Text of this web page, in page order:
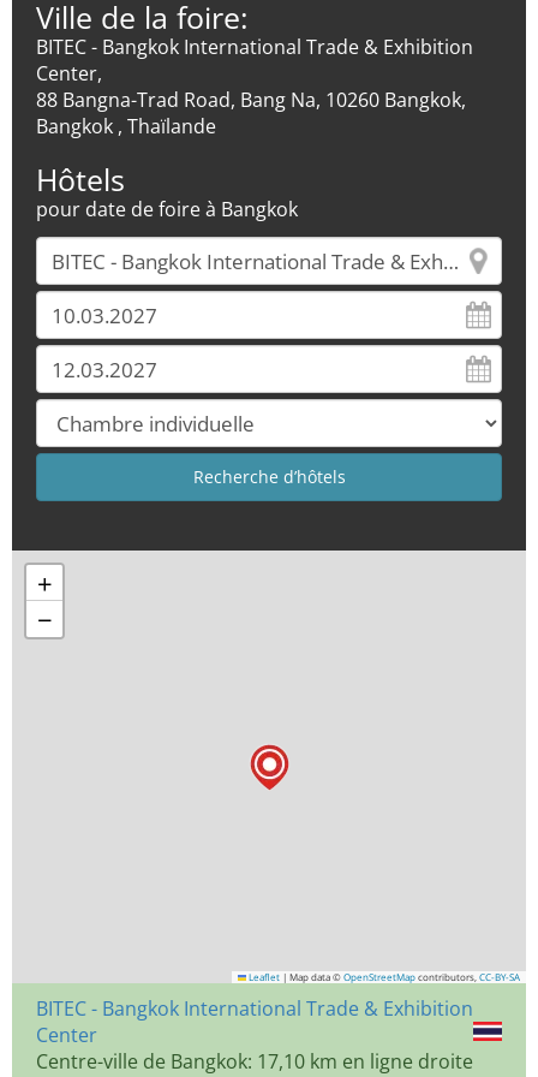
Ville de la foire:
BITEC - Bangkok International Trade & Exhibition
Center,
88 Bangna-Trad Road, Bang Na, 10260 Bangkok,
Bangkok , Thaïlande
Hôtels
pour date de foire à Bangkok
+
−
Leaflet | Map data © OpenStreetMap contributors, CC-BY-SA
BITEC - Bangkok International Trade & Exhibition
Center
Centre-ville de Bangkok: 17,10 km en ligne droite